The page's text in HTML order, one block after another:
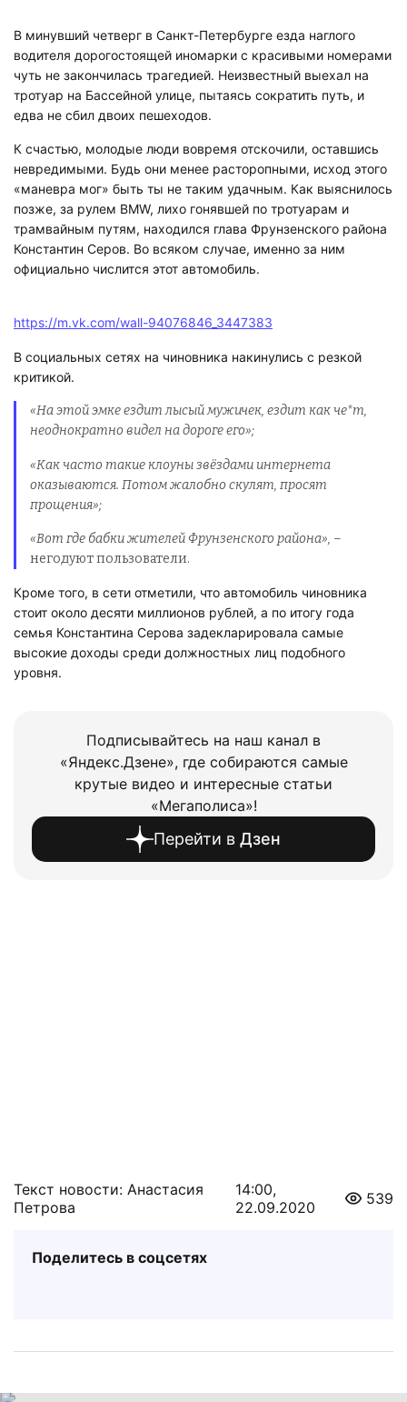
В минувший четверг в Санкт-Петербурге езда наглого
водителя дорогостоящей иномарки с красивыми номерами
чуть не закончилась трагедией. Неизвестный выехал на
тротуар на Бассейной улице, пытаясь сократить путь, и
едва не сбил двоих пешеходов.
К счастью, молодые люди вовремя отскочили, оставшись
невредимыми. Будь они менее расторопными, исход этого
«маневра мог» быть ты не таким удачным. Как выяснилось
позже, за рулем BMW, лихо гонявшей по тротуарам и
трамвайным путям, находился глава Фрунзенского района
Константин Серов. Во всяком случае, именно за ним
официально числится этот автомобиль.
https://m.vk.com/wall-94076846_3447383
В социальных сетях на чиновника накинулись с резкой
критикой.
«На этой эмке ездит лысый мужичек, ездит как че*т,
неоднократно видел на дороге его»;
«Как часто такие клоуны звёздами интернета
оказываются. Потом жалобно скулят, просят
прощения»;
«Вот где бабки жителей Фрунзенского района», –
негодуют пользователи.
Кроме того, в сети отметили, что автомобиль чиновника
стоит около десяти миллионов рублей, а по итогу года
семья Константина Серова задекларировала самые
высокие доходы среди должностных лиц подобного
уровня.
Подписывайтесь на наш канал в
«Яндекс.Дзене», где собираются самые
крутые видео и интересные статьи
«Мегаполиса»!
Перейти в Дзен
Текст новости: Анастасия
Петрова
14:00,
22.09.2020
539
Поделитесь в соцсетях